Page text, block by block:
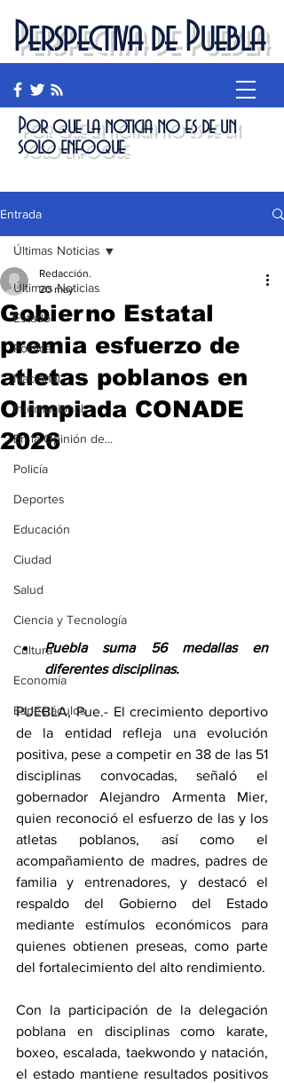
Perspectiva de Puebla
Por que la noticia no es de un
solo enfoque
Entrada
Últimas Noticias
Estado
Política
Nacional
Internacional
En la Opinión de...
Policía
Deportes
Educación
Ciudad
Salud
Ciencia y Tecnología
Cultura
Economía
Espectáculos
Últimas Noticias
Gobierno Estatal
premia esfuerzo de
atletas poblanos en
Olimpiada CONADE
2026
Redacción.
20 may
Puebla suma 56 medallas en
diferentes disciplinas.
PUEBLA, Pue.- El crecimiento deportivo
de la entidad refleja una evolución
positiva, pese a competir en 38 de las 51
disciplinas convocadas, señaló el
gobernador Alejandro Armenta Mier,
quien reconoció el esfuerzo de las y los
atletas poblanos, así como el
acompañamiento de madres, padres de
familia y entrenadores, y destacó el
respaldo del Gobierno del Estado
mediante estímulos económicos para
quienes obtienen preseas, como parte
del fortalecimiento del alto rendimiento.
Con la participación de la delegación
poblana en disciplinas como karate,
boxeo, escalada, taekwondo y natación,
el estado mantiene resultados positivos